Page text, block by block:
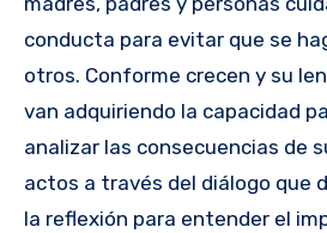
conducta para evitar que se
otros. Conforme crecen y su
van adquiriendo la capacidad
analizar las consecuencias de
actos a través del diálogo que
la reflexión para entender el